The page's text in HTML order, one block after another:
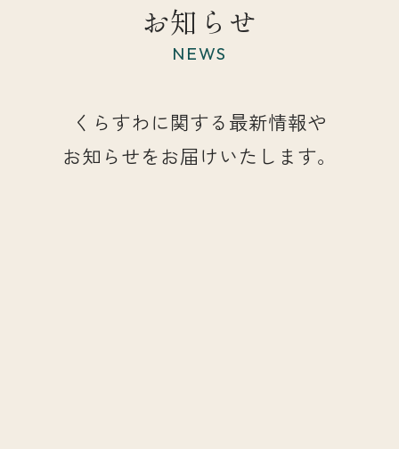
お知らせ
NEWS
くらすわに関する最新情報や
お知らせをお届けいたします。